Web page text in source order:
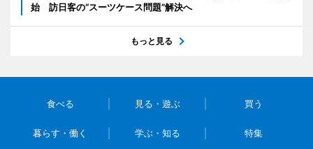
始 訪日客の“スーツケース問題”解決へ
もっと見る
食べる 見る・遊ぶ 買う
暮らす・働く 学ぶ・知る 特集